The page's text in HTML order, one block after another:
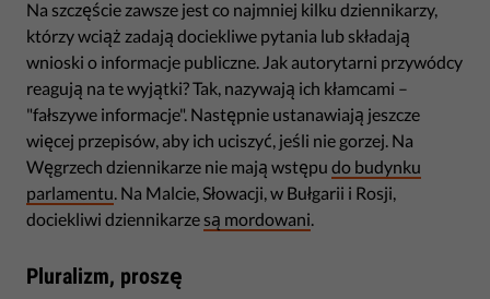
Na szczęście zawsze jest co najmniej kilku dziennikarzy,
którzy wciąż zadają dociekliwe pytania lub składają
wnioski o informacje publiczne. Jak autorytarni przywódcy
reagują na te wyjątki? Tak, nazywają ich kłamcami –
"fałszywe informacje". Następnie ustanawiają jeszcze
więcej przepisów, aby ich uciszyć, jeśli nie gorzej. Na
Węgrzech dziennikarze nie mają wstępu do budynku
parlamentu. Na Malcie, Słowacji, w Bułgarii i Rosji,
dociekliwi dziennikarze są mordowani.
Pluralizm, proszę